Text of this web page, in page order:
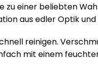
einer beliebten
aus edler Optik
reinigen.
mit einem